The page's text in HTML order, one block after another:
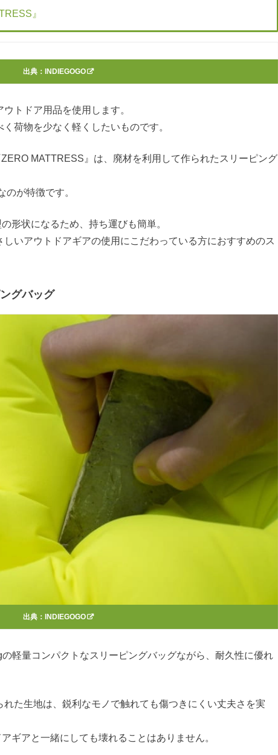
』
出典： INDIEGOGO
トドア用品を使用します。
荷物を少なく軽くしたいものです。
MATTRESS』は、廃材を利用して作られたスリーピング
が特徴です。
形状になるため、持ち運びも簡単。
いアウトドアギアの使用にこだわっている方におすすめのス
グバッグ
出典： INDIEGOGO
軽量コンパクトなスリーピングバッグながら、耐久性に優れ
た生地は、鋭利なモノで触れても傷つきにくい丈夫さを実
ギアと一緒にしても壊れることはありません。